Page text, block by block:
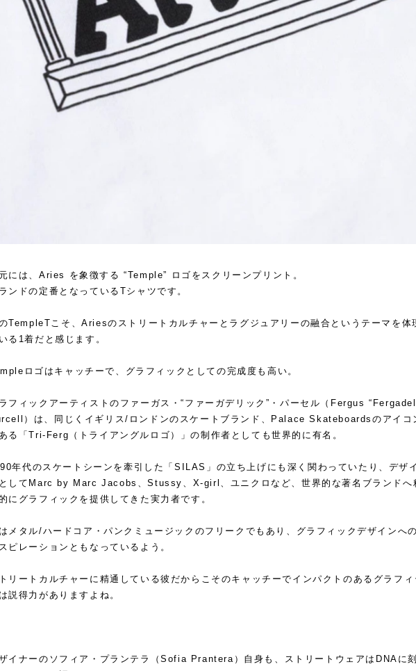
には、Aries を象徴する “Temple” ロゴをスクリーンプリント。
ンドの定番となっているTシャツです。
TempleTこそ、Ariesのストリートカルチャーとラグジュアリーの融合というテーマを体
る1着だと感じます。
ロゴはキャッチーで、グラフィックとしての完成度も高い。
フィックアーティストのファーガス・“ファーガデリック”・パーセル（Fergus
）は、同じくイギリス/ロンドンのスケートブランド、Palace Skateboardsのアイコ
る「Tri-Ferg（トライアングルロゴ）」の制作者としても世界的に有名。
年代のスケートシーンを牽引した「SILAS」の立ち上げにも深く関わっていたり、デザ
してMarc by Marc Jacobs、Stussy、X-girl、ユニクロなど、世界的な著名ブランドへ
にグラフィックを提供してきた実力者です。
メタル/ハードコア・パンクミュージックのフリークでもあり、グラフィックデザインへ
ピレーションともなっているよう。
リートカルチャーに精通している彼だからこそのキャッチーでインパクトのあるグラフィ
説得力がありますよね。
イナーのソフィア・プランテラ（Sofia Prantera）自身も、ストリートウェアはDNAに